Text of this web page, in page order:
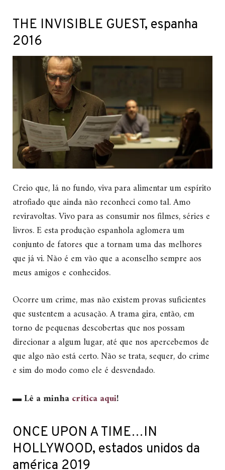
THE INVISIBLE GUEST, espanha
2016
Creio que, lá no fundo, viva para alimentar um espírito
atrofiado que ainda não reconheci como tal. Amo
reviravoltas. Vivo para as consumir nos filmes, séries e
livros. E esta produção espanhola aglomera um
conjunto de fatores que a tornam uma das melhores
que já vi. Não é em vão que a aconselho sempre aos
meus amigos e conhecidos.
Ocorre um crime, mas não existem provas suficientes
que sustentem a acusação. A trama gira, então, em
torno de pequenas descobertas que nos possam
direcionar a algum lugar, até que nos apercebemos de
que algo não está certo. Não se trata, sequer, do crime
e sim do modo como ele é desvendado.
▬Lê a minhacrítica aqui!
ONCE UPON A TIME…IN
HOLLYWOOD, estados unidos da
américa 2019